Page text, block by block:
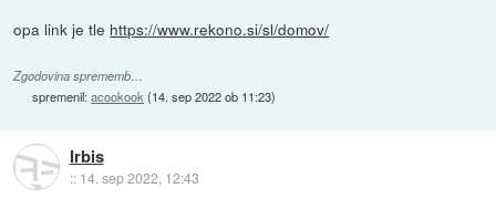
opa link je tle https://www.rekono.si/sl/domov/
Zgodovina sprememb…
spremenil:acookook (14. sep 2022 ob 11:23)
Irbis
:: 14. sep 2022, 12:43